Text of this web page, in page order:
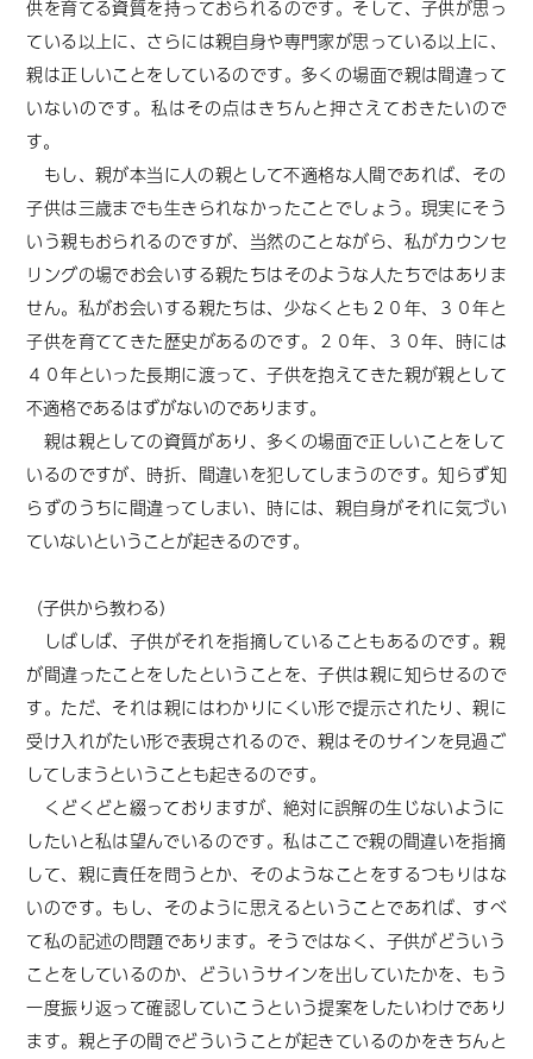
供を育てる資質を持っておられるのです。そして、子供が思っ
ている以上に、さらには親自身や専門家が思っている以上に、
親は正しいことをしているのです。多くの場面で親は間違って
いないのです。私はその点はきちんと押さえておきたいので
す。
もし、親が本当に人の親として不適格な人間であれば、その
子供は三歳までも生きられなかったことでしょう。現実にそう
いう親もおられるのですが、当然のことながら、私がカウンセ
リングの場でお会いする親たちはそのような人たちではありま
せん。私がお会いする親たちは、少なくとも２０年、３０年と
子供を育ててきた歴史があるのです。２０年、３０年、時には
４０年といった長期に渡って、子供を抱えてきた親が親として
不適格であるはずがないのであります。
親は親としての資質があり、多くの場面で正しいことをして
いるのですが、時折、間違いを犯してしまうのです。知らず知
らずのうちに間違ってしまい、時には、親自身がそれに気づい
ていないということが起きるのです。
（子供から教わる）
しばしば、子供がそれを指摘していることもあるのです。親
が間違ったことをしたということを、子供は親に知らせるので
す。ただ、それは親にはわかりにくい形で提示されたり、親に
受け入れがたい形で表現されるので、親はそのサインを見過ご
してしまうということも起きるのです。
くどくどと綴っておりますが、絶対に誤解の生じないように
したいと私は望んでいるのです。私はここで親の間違いを指摘
して、親に責任を問うとか、そのようなことをするつもりはな
いのです。もし、そのように思えるということであれば、すべ
て私の記述の問題であります。そうではなく、子供がどういう
ことをしているのか、どういうサインを出していたかを、もう
一度振り返って確認していこうという提案をしたいわけであり
ます。親と子の間でどういうことが起きているのかをきちんと